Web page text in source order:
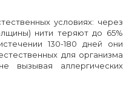
условиях: через
нити теряют до 65%
130-180 дней они
для организма
вызывая аллергических